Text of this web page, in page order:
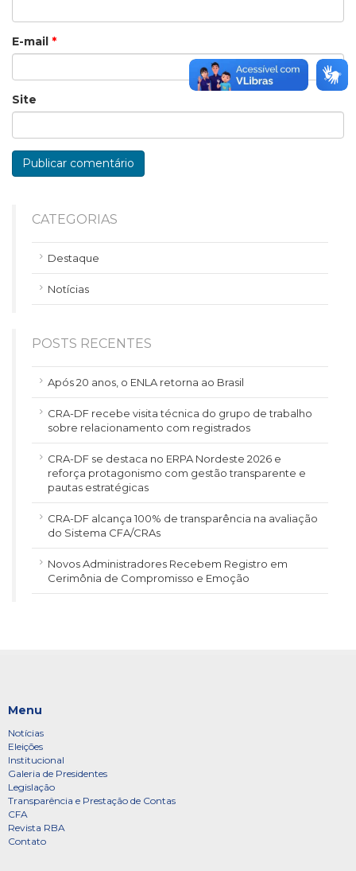
E-mail *
Site
CATEGORIAS
Destaque
Notícias
POSTS RECENTES
Após 20 anos, o ENLA retorna ao Brasil
CRA-DF recebe visita técnica do grupo de trabalho
sobre relacionamento com registrados
CRA-DF se destaca no ERPA Nordeste 2026 e
reforça protagonismo com gestão transparente e
pautas estratégicas
CRA-DF alcança 100% de transparência na avaliação
do Sistema CFA/CRAs
Novos Administradores Recebem Registro em
Cerimônia de Compromisso e Emoção
Menu
Notícias
Eleições
Institucional
Galeria de Presidentes
Legislação
Transparência e Prestação de Contas
CFA
Revista RBA
Contato